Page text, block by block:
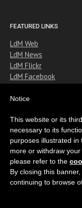
FEATURED LINKS
LdM Web
LdM News
LdM Flickr
LdM Facebook
LdM Instagram
Notice
This website or its
necessary to its
purposes illustrated in
more or withdraw
please refer to the
By closing this
continuing to browse